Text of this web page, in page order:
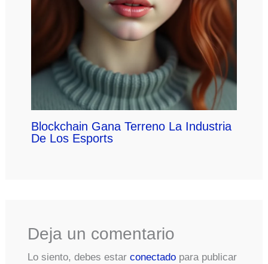
Blockchain Gana Terreno La Industria
De Los Esports
Deja un comentario
Lo siento, debes estar conectadopara publicar